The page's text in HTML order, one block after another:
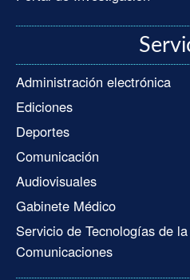
Administración electrónica
Ediciones
Deportes
Comunicación
Audiovisuales
Gabinete Médico
Servicio de Tecnologías de
Comunicaciones